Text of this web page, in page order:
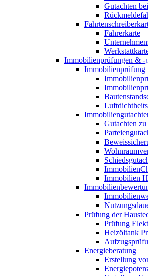
Gutachten
Fahrerkarte
Immobilienprüfungen & -
Immobilienprüfung
Gutachten zu
Immobilien
Prüfung der
Prüfung
Heizöltank
Energieberatung
Erstellung